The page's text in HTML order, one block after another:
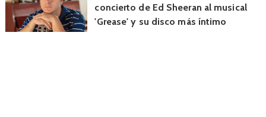
concierto de Ed Sheeran al musical
'Grease' y su disco más íntimo